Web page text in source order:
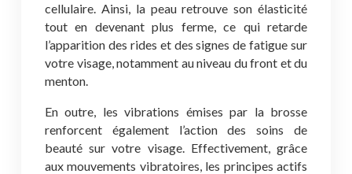
cellulaire. Ainsi, la peau retrouve son élasticité
tout en devenant plus ferme, ce qui retarde
l’apparition des rides et des signes de fatigue sur
votre visage, notamment au niveau du front et du
menton.
En outre, les vibrations émises par la brosse
renforcent également l’action des soins de
beauté sur votre visage. Effectivement, grâce
aux mouvements vibratoires, les principes actifs